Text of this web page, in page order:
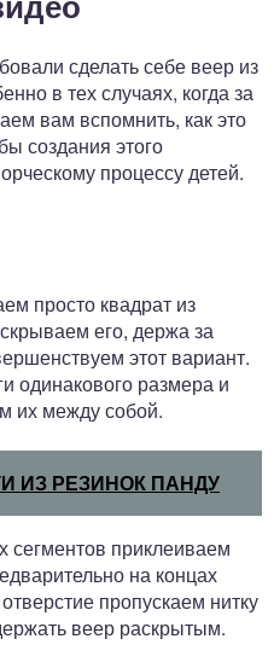
сделать себе веер из
в тех случаях, когда за
вам вспомнить, как это
создания этого
процессу детей.
просто квадрат из
его, держа за
этот вариант.
одинакового размера и
их между собой.
ИЗ РЕЗИНОК ПАНДУ
сегментов приклеиваем
на концах
пропускаем нитку
веер раскрытым.